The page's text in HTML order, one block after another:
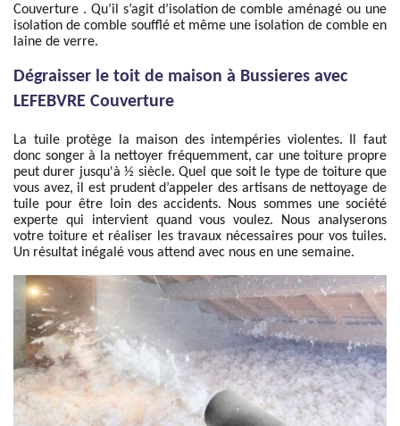
Couverture . Qu’il s’agit d’isolation de comble aménagé ou une
isolation de comble soufflé et même une isolation de comble en
laine de verre.
Dégraisser le toit de maison à Bussieres avec
LEFEBVRE Couverture
La tuile protège la maison des intempéries violentes. Il faut
donc songer à la nettoyer fréquemment, car une toiture propre
peut durer jusqu'à ½ siècle. Quel que soit le type de toiture que
vous avez, il est prudent d’appeler des artisans de nettoyage de
tuile pour être loin des accidents. Nous sommes une société
experte qui intervient quand vous voulez. Nous analyserons
votre toiture et réaliser les travaux nécessaires pour vos tuiles.
Un résultat inégalé vous attend avec nous en une semaine.